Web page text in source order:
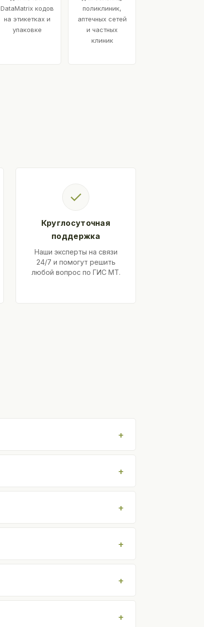
DataMatrix кодов
на этикетках и
упаковке
поликлиник,
аптечных сетей
и частных
клиник
✓
Круглосуточная
поддержка
Наши эксперты на связи
24/7 и помогут решить
любой вопрос по ГИС МТ.